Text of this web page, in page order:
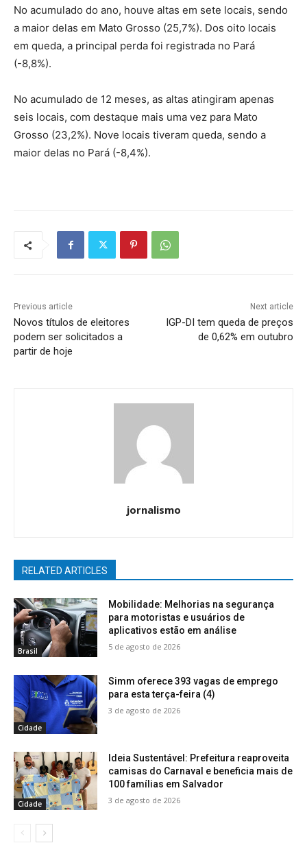
No acumulado do ano, houve altas em sete locais, sendo
a maior delas em Mato Grosso (25,7%). Dos oito locais
em queda, a principal perda foi registrada no Pará
(-8,8%).
No acumulado de 12 meses, as altas atingiram apenas
seis locais, com destaque mais uma vez para Mato
Grosso (23,2%). Nove locais tiveram queda, sendo a
maior delas no Pará (-8,4%).
Previous article
Novos títulos de eleitores
podem ser solicitados a
partir de hoje
Next article
IGP-DI tem queda de preços
de 0,62% em outubro
jornalismo
RELATED ARTICLES
Brasil
Mobilidade: Melhorias na segurança
para motoristas e usuários de
aplicativos estão em análise
5 de agosto de 2026
Cidade
Simm oferece 393 vagas de emprego
para esta terça-feira (4)
3 de agosto de 2026
Cidade
Ideia Sustentável: Prefeitura reaproveita
camisas do Carnaval e beneficia mais de
100 famílias em Salvador
3 de agosto de 2026